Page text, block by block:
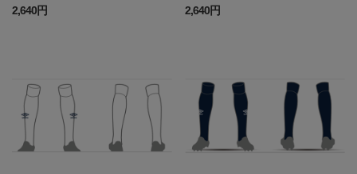
2,640円
2,640円